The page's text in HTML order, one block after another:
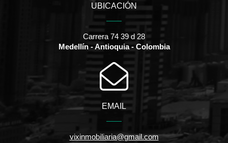
UBICACIÓN
Carrera 74 39 d 28
Medellín - Antioquia - Colombia
EMAIL
vixinmobiliaria@gmail.com